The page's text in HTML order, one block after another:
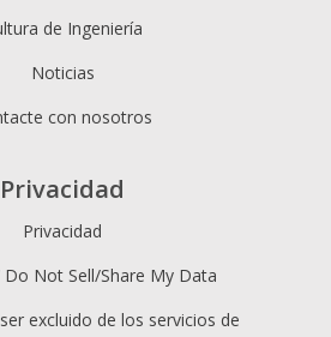
de Ingeniería
Noticias
con nosotros
Privacidad
Privacidad
Do Not Sell/Share My Data
excluido de los servicios de